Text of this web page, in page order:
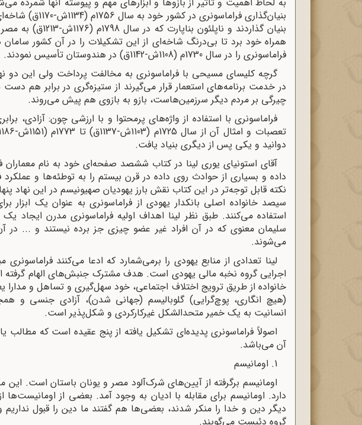
بنیان‌گذاری
بنیان گذاردند و
همراه خود برد تا بی‌درنگ شاخه‌ای از این تشکیلات را در آن کشور
فراماسونری را در سال 1730م (1108ش-1142ق) در هندوستان تأسیس نمودند.
گرچه کلیسای مسیحی با فراماسونری به مخالفت پرداخت ولی این دو
در خدمت برنامه‌های استعمار قرار می‌گیرند از ستیزه‌گری در برابر هم
چیرگی بر مردم دیگر سرزمین‌هاست، بازو به بازوی هم پیش می‌روند.
فراماسونری با استفاده از واژه‌های پرمحتوا و با ارزشی چون: آزادی،
دوانید و یکی پس از دیگری بنیاد یافت.
آقای استونیای یوری لینا در کتاب ششصد صفحه‌ای خود به نام
داده و بسیاری از حوادث روی داده در قرن بیستم را به توطئه‌ها و
نکته قابل توجه‌تر در این کتاب نقش بارز یهودیان صهیونیسم در این نهاد
سیصد خانواده اصلی بانکدار یهودی از فراماسونری به عنوان یک ابزار
استفاده می‌کنند. طبق نظر لینا اهداف اولیه فراماسونری مدرن
سلیمان معنوی که در آن افراد غیر عضو چیزی جز برده نیستند و ... در
می‌شوند.
لینا تعدادی از منابع یهودی را برمی‌شمارد که ادعا می‌کنند
اجرایی گروه نخبه مالی یهودی است. هدف مشترک جنبش‌های الهام گرفته از
خانواده از طریق ترویج اختلاف اجتماعی، خود سهل‌گیری و تساهل و مدارا
(هیچ انگاری، پوچ‌گرایی) گلوبالیسم (جهانی شدن)، آزادی جنسی و
انسانیت به یک خمیر متحدالشکل غیرکارکردی و شکل‌پذیر است.
اصولاً فراماسونری پدیده‌ای تشکیل یافته از پنج عقیده است که مطالب
آن می‌باشد.
1. اومانیسم
اومانیسم برگرفته از آیین‌های شرک‌آلود مصر و یونان باستان است. این
دارد. اومانیسم برای مقابله با ادیان به وجود آمد. بعضی از
دیگر دین و خدا را منکر شدند، بعضی‌ها هم گفتند ما دین را قبول نداریم
گروه دئیست می‌گویند.